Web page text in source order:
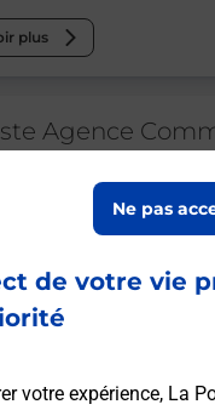
de votre vie
votre expérience, La
Ne pas
plus
Agence
ouvre lundi à 09h00